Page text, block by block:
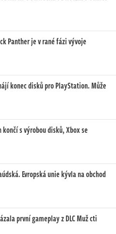
Panther je v rané fázi vývoje
konec disků pro PlayStation. Může
s výrobou disků, Xbox se
Evropská unie kývla na obchod
první gameplay z DLC Muž cti